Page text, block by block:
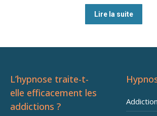
Lire la suite
L’hypnose traite-t-
elle efficacement les
addictions ?